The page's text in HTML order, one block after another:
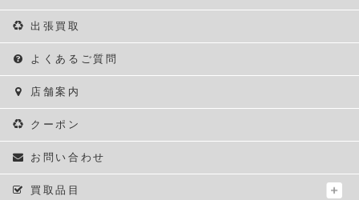
出張買取
よくあるご質問
店舗案内
クーポン
お問い合わせ
買取品目